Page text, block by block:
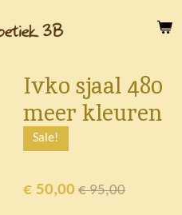
Ivko sjaal 480
meer kleuren
Sale!
€ 50,00 € 95,00